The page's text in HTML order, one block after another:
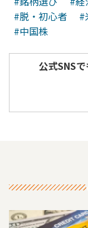
#脱・初心者
#
#中国株
公式SNS